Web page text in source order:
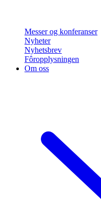
Messer og konferanser
Nyheter
Nyhetsbrev
Fôropplysningen
Om oss